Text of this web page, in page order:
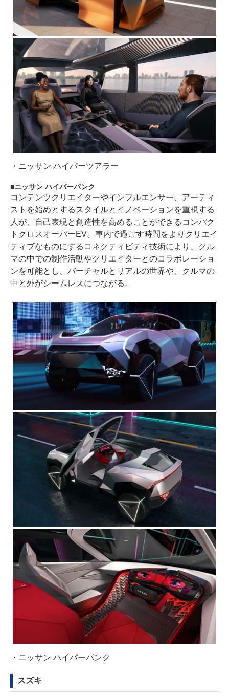
・ ニッサン ハイパーツアラー
ニッサン ハイパーパンク
コンテンツクリエイターやインフルエンサー、アーティ
ストを始めとするスタイルとイノベーションを重視する
人が、自己表現と創造性を高めることができるコンパク
トクロスオーバーEV。車内で過ごす時間をよりクリエイ
ティブなものにするコネクティビティ技術により、クル
マの中での制作活動やクリエイターとのコラボレーショ
ンを可能とし、バーチャルとリアルの世界や、クルマの
中と外がシームレスにつながる。
・ ニッサン ハイパーパンク
スズキ